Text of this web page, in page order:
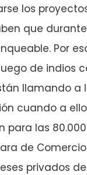
los
que
Por
de indios
llamando
cuando a
para las
de
privados